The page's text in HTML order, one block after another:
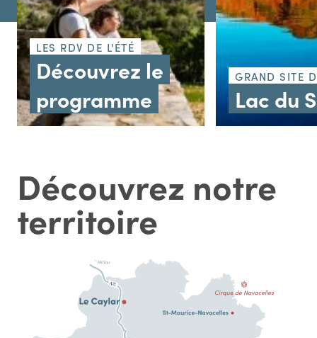
LES RDV DE L'ÉTÉ
Découvrez le
programme
GRAND SITE
Lac du
Découvrez notre
territoire